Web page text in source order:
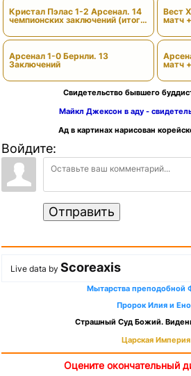
Кристал Пэлас 1-2 Арсенал. 14
чемпионских заключений (итоги
Арсенал 1-0 Бернли. 13
Заключений
Вест
матч
матч
Свидетельство бывшего
Майкл Джексон в аду -
Ад в картинах нарисован
Войдите:
Отправить
Live data by Scoreaxis
Мытарства преподобной
Пророк Илия и
Страшный Суд Божий.
Царская Империя
Оцените окончательный